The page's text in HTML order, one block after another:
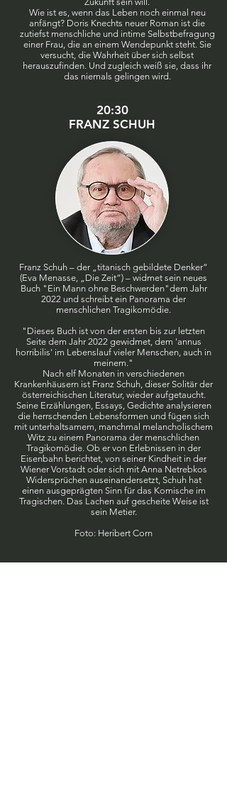
Wie ist es, wenn das Leben noch einmal neu
anfängt? Doris Knechts neuer Roman ist die
zutiefst menschliche und intime Selbstbefragung
einer Frau, die an einem Wendepunkt steht. Sie
versucht, die Wahrheit über sich selbst
herauszufinden. Und zugleich weiß sie, dass ihr
das niemals gelingen wird.
20:30
FRANZ SCHUH
Franz Schuh – der „titanisch gebildete Denker“
(Eva Menasse, „Die Zeit“) – widmet sein neues
Buch "Ein Mann ohne Beschwerden"dem Jahr
2022 und schreibt ein Panorama der
menschlichen Tragikomödie.
"Dieses Buch ist von der ersten bis zur letzten
Seite dem Jahr 2022 gewidmet, dem 'annus
horribilis' im Lebenslauf vieler Menschen, auch in
meinem."
Nach elf Monaten in verschiedenen
Krankenhäusern ist Franz Schuh, dieser Solitär der
österreichischen Literatur, wieder aufgetaucht.
Seine Erzählungen, Essays, Gedichte analysieren
die herrschenden Lebensformen und fügen sich
mit unterhaltsamem, manchmal melancholischem
Witz zu einem Panorama der menschlichen
Tragikomödie. Ob er von Erlebnissen in der
Eisenbahn berichtet, von seiner Kindheit in der
Wiener Vorstadt oder sich mit Anna Netrebkos
Widersprüchen auseinandersetzt, Schuh hat
einen ausgeprägten Sinn für das Komische im
Tragischen. Das Lachen auf gescheite Weise ist
sein Metier.
Foto: Heribert Corn